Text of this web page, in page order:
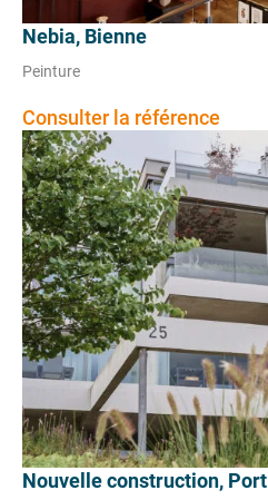
Nebia, Bienne
Peinture
Consulter la référence
Nouvelle construction, Port